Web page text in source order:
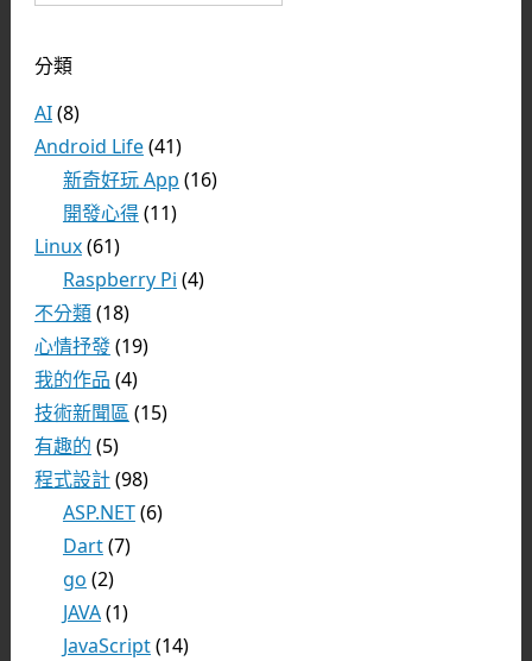
分類
AI(8)
Android Life(41)
新奇好玩 App (16)
開發心得(11)
Linux(61)
Raspberry Pi (4)
不分類(18)
心情抒發(19)
我的作品 (4)
技術新聞區 (15)
有趣的 (5)
程式設計(98)
ASP.NET(6)
Dart(7)
go (2)
JAVA(1)
JavaScript(14)